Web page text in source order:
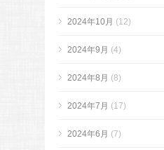
2024年10月 (12)
2024年9月 (4)
2024年8月 (8)
2024年7月 (17)
2024年6月 (7)